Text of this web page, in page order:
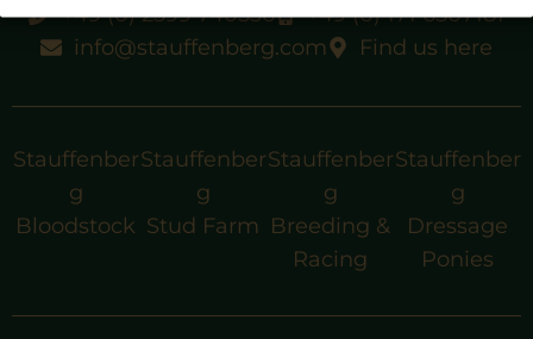
+49 (0) 2599 740536
+49 (0) 171 6507181
info@stauffenberg.com
Find us here
Stauffenber
g
Bloodstock
Stauffenber
g
Stud Farm
Stauffenber
g
Breeding &
Racing
Stauffenber
g
Dressage
Ponies